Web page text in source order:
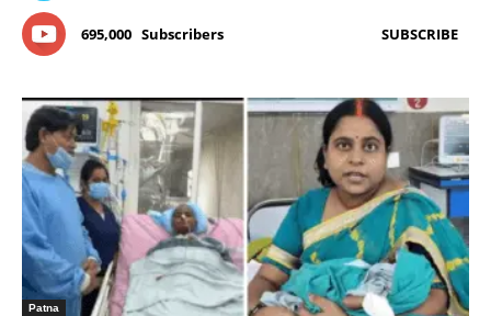
695,000 Subscribers SUBSCRIBE
Patna